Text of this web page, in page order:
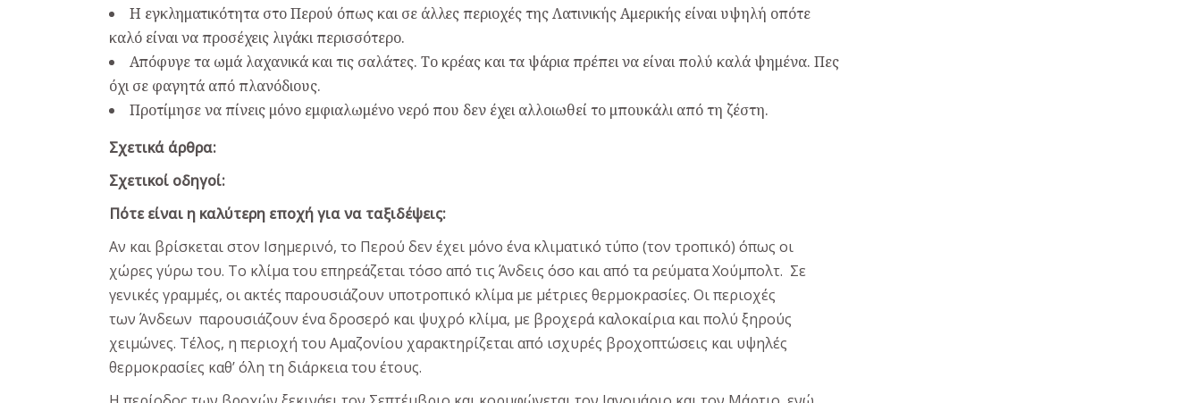
Η εγκληματικότητα στο Περού όπως και σε άλλες περιοχές της Λατινικής Αμερικής είναι υψηλή οπότε
καλό είναι να προσέχεις λιγάκι περισσότερο.
Απόφυγε τα ωμά λαχανικά και τις σαλάτες. Το κρέας και τα ψάρια πρέπει να είναι πολύ καλά ψημένα. Πες
όχι σε φαγητά από πλανόδιους.
Προτίμησε να πίνεις μόνο εμφιαλωμένο νερό που δεν έχει αλλοιωθεί το μπουκάλι από τη ζέστη.
Σχετικά άρθρα:
Σχετικοί οδηγοί:
Πότε είναι η καλύτερη εποχή για να ταξιδέψεις:
Αν και βρίσκεται στον Ισημερινό, το Περού δεν έχει μόνο ένα κλιματικό τύπο (τον τροπικό) όπως οι
χώρες γύρω του. Το κλίμα του επηρεάζεται τόσο από τις Άνδεις όσο και από τα ρεύματα Χούμπολτ. Σε
γενικές γραμμές, οι ακτές παρουσιάζουν υποτροπικό κλίμα με μέτριες θερμοκρασίες. Οι περιοχές
των Άνδεων παρουσιάζουν ένα δροσερό και ψυχρό κλίμα, με βροχερά καλοκαίρια και πολύ ξηρούς
χειμώνες. Τέλος, η περιοχή του Αμαζονίου χαρακτηρίζεται από ισχυρές βροχοπτώσεις και υψηλές
θερμοκρασίες καθ’ όλη τη διάρκεια του έτους.